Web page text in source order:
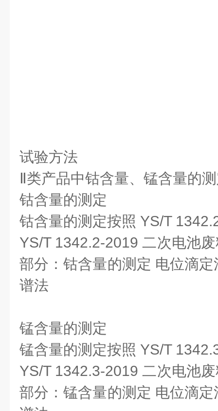
试验方法
Ⅱ类产品中钴含量、锰含量的
钴含量的测定
钴含量的测定按照 YS/T
YS/T 1342.2-2019 二次电池
部分：钴含量的测定 电位滴
谱法
锰含量的测定
锰含量的测定按照 YS/T
YS/T 1342.3-2019 二次电池
部分：锰含量的测定 电位滴